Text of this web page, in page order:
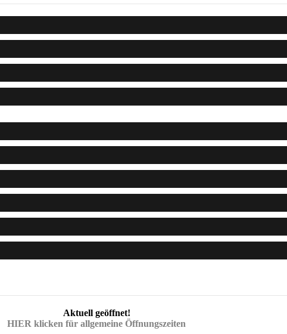
Aktuell geöffnet!
HIER klicken für allgemeine Öffnungszeiten